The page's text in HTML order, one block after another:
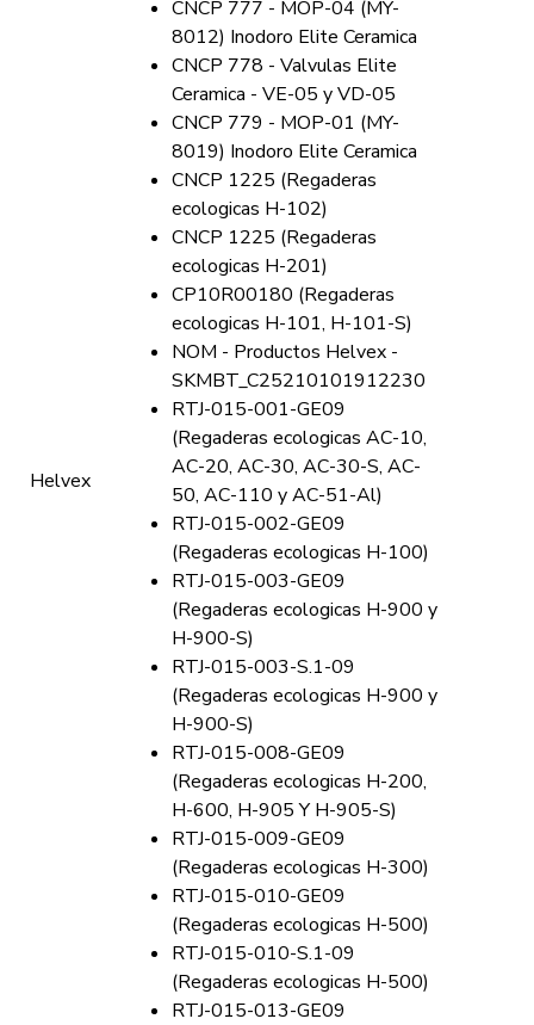
Helvex
CNCP 777 - MOP-04 (MY-
8012) Inodoro Elite Ceramica
CNCP 778 - Valvulas Elite
Ceramica - VE-05 y VD-05
CNCP 779 - MOP-01 (MY-
8019) Inodoro Elite Ceramica
CNCP 1225 (Regaderas
ecologicas H-102)
CNCP 1225 (Regaderas
ecologicas H-201)
CP10R00180 (Regaderas
ecologicas H-101, H-101-S)
NOM - Productos Helvex -
SKMBT_C25210101912230
RTJ-015-001-GE09
(Regaderas ecologicas AC-10,
AC-20, AC-30, AC-30-S, AC-
50, AC-110 y AC-51-Al)
RTJ-015-002-GE09
(Regaderas ecologicas H-100)
RTJ-015-003-GE09
(Regaderas ecologicas H-900 y
H-900-S)
RTJ-015-003-S.1-09
(Regaderas ecologicas H-900 y
H-900-S)
RTJ-015-008-GE09
(Regaderas ecologicas H-200,
H-600, H-905 Y H-905-S)
RTJ-015-009-GE09
(Regaderas ecologicas H-300)
RTJ-015-010-GE09
(Regaderas ecologicas H-500)
RTJ-015-010-S.1-09
(Regaderas ecologicas H-500)
RTJ-015-013-GE09